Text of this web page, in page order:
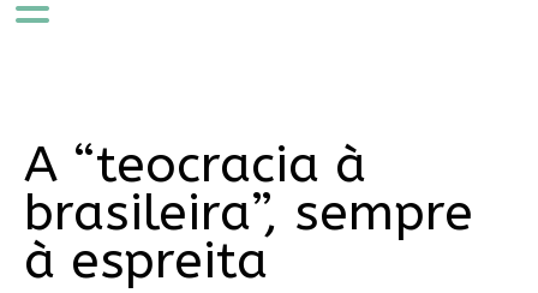
A “teocracia à
brasileira”, sempre
à espreita